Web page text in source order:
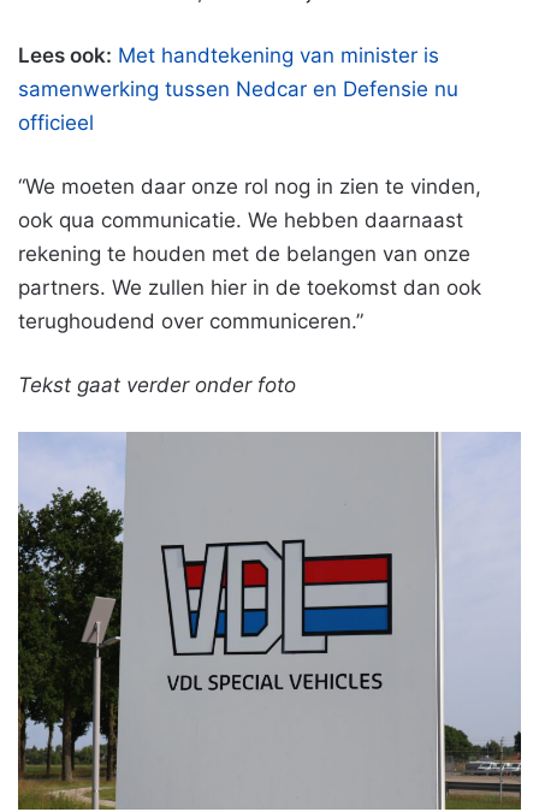
Lees ook: Met handtekening van minister is
samenwerking tussen Nedcar en Defensie nu
officieel
“We moeten daar onze rol nog in zien te vinden,
ook qua communicatie. We hebben daarnaast
rekening te houden met de belangen van onze
partners. We zullen hier in de toekomst dan ook
terughoudend over communiceren.”
Tekst gaat verder onder foto